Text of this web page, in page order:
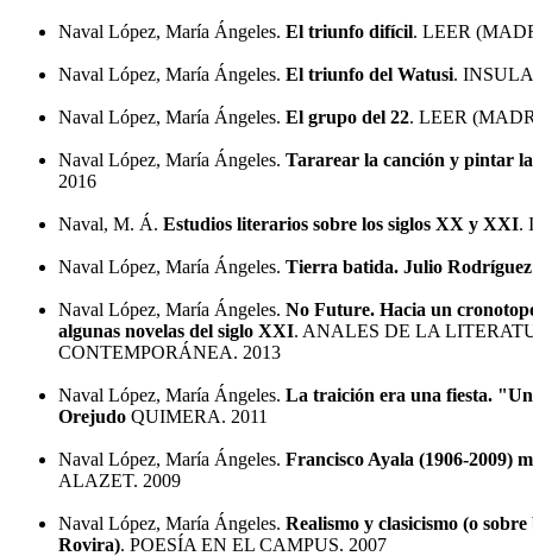
Naval López, María Ángeles. El triunfo difícil. LEER
Naval López, María Ángeles. El triunfo del Watusi.
Naval López, María Ángeles. El grupo del 22. LEER
Naval López, María Ángeles. Tararear la canción y pintar
2016
Naval, M. Á. Estudios literarios sobre los siglos XX y XXI.
Naval López, María Ángeles. Tierra batida. Julio Rodríguez
Naval López, María Ángeles. No Future. Hacia un
algunas novelas del siglo XXI. ANALES DE LA
CONTEMPORÁNEA. 2013
Naval López, María Ángeles. La traición era una fiesta.
Orejudo QUIMERA. 2011
Naval López, María Ángeles. Francisco Ayala (1906-2009)
ALAZET. 2009
Naval López, María Ángeles. Realismo y clasicismo (o
Rovira). POESÍA EN EL CAMPUS. 2007